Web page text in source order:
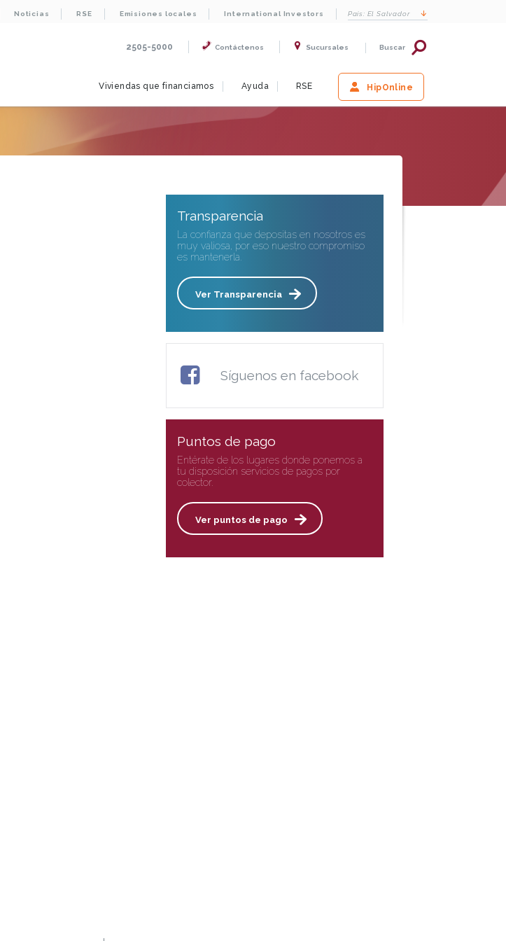
Noticias RSE Emisiones locales International Investors País: El Salvador
2505-5000 Contáctenos Sucursales Buscar
Viviendas que financiamos Ayuda RSE HipOnline
Transparencia
La confianza que depositas en nosotros es
muy valiosa, por eso nuestro compromiso
es mantenerla.
Ver Transparencia
Síguenos en facebook
Puntos de pago
Entérate de los lugares donde ponemos a
tu disposición servicios de pagos por
colector.
Ver puntos de pago